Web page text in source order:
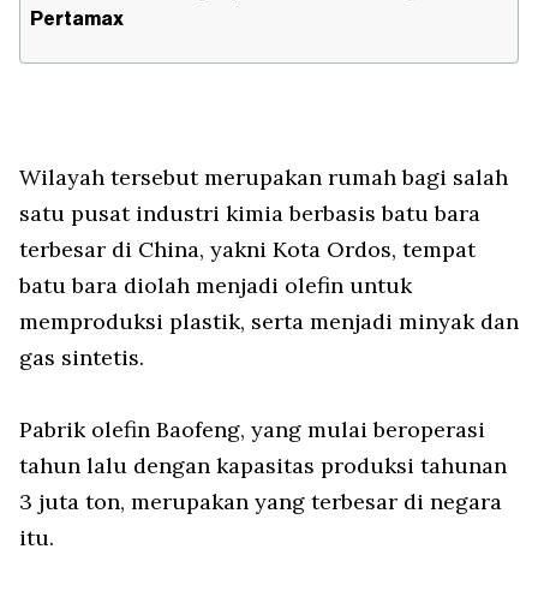
Pertamax
Wilayah tersebut merupakan rumah bagi salah
satu pusat industri kimia berbasis batu bara
terbesar di China, yakni Kota Ordos, tempat
batu bara diolah menjadi olefin untuk
memproduksi plastik, serta menjadi minyak dan
gas sintetis.
Pabrik olefin Baofeng, yang mulai beroperasi
tahun lalu dengan kapasitas produksi tahunan
3 juta ton, merupakan yang terbesar di negara
itu.